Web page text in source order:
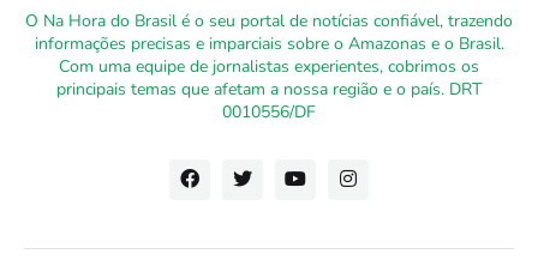
O Na Hora do Brasil é o seu portal de notícias confiável, trazendo
informações precisas e imparciais sobre o Amazonas e o Brasil.
Com uma equipe de jornalistas experientes, cobrimos os
principais temas que afetam a nossa região e o país. DRT
0010556/DF